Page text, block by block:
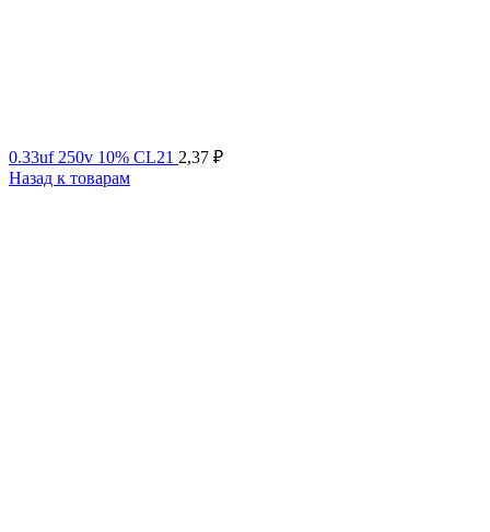
0.33uf 250v 10% CL21 2,37 ₽
Назад к товарам